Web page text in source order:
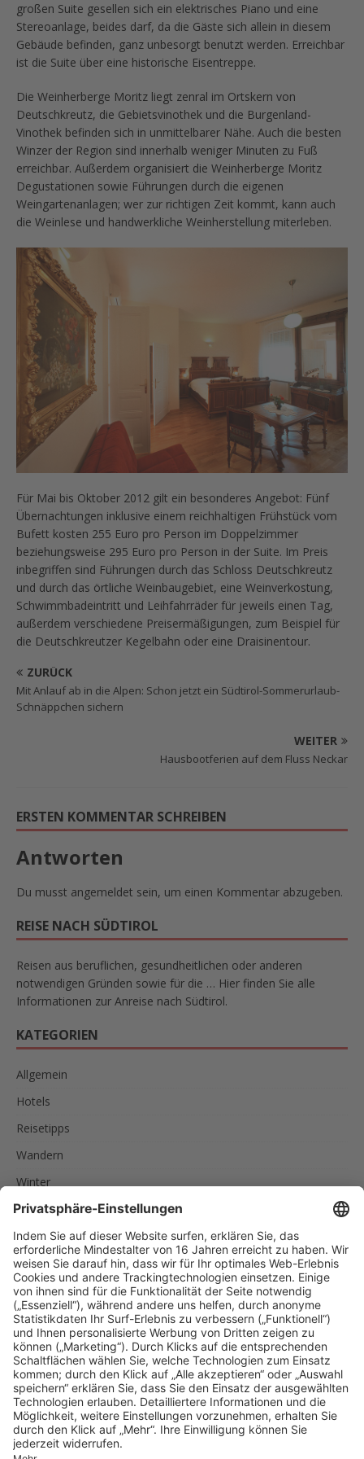
großen Suite gesellen sich ein elektrisches Piano und eine
Stereoanlage, beides darf, da die Gäste sich allein in diesem
Gebäude befinden, ganz unbesorgt benutzt werden. Erreichbar
ist die Suite über eine historische Eisentreppe.
Die Weinherberge Moritz liegt zenral im Ortskern von
Deutschkreutz, die Gebietsvinothek und die Burgenland-
Vinothek befinden sich in unmittelbarer Nähe. Auch die besten
Winzer der Region sind innerhalb weniger Minuten zu Fuß
erreichbar. Außerdem organisiert die Weinherberge Moritz
Degustationen sowie Führungen durch die eigenen
Weingartenanlagen; wer zur richtigen Zeit kommt, kann auch
die Weinlese und handwerkliche Weinherstellung miterleben.
Für Mai bis Oktober 2012 gilt ein besonderes Angebot: Fünf
Übernachtungen inklusive einem reichhaltigen Frühstück vom
Bufett kosten 255 Euro pro Person im Doppelzimmer
beziehungsweise 295 Euro pro Person in der Suite. Im Preis
inbegriffen sind Führungen durch das Schloss Deutschkreutz
und durch das örtliche Weinbaugebiet, eine Weinverkostung,
Schwimmbadeintritt und Leihfahrräder für jeweils einen Tag,
außerdem verschiedene Preisermäßigungen, zum Beispiel für
die Deutschkreutzer Kegelbahn oder eine Draisinentour.
ZURÜCK
Mit Anlauf ab in die Alpen: Schon jetzt ein Südtirol-Sommerurlaub-
Schnäppchen sichern
WEITER
Hausbootferien auf dem Fluss Neckar
ERSTEN KOMMENTAR SCHREIBEN
Antworten
Du musst angemeldet sein, um einen Kommentar abzugeben.
REISE NACH SÜDTIROL
Reisen aus beruflichen, gesundheitlichen oder anderen
notwendigen Gründen sowie für die … Hier finden Sie alle
Informationen zur Anreise nach Südtirol.
KATEGORIEN
Allgemein
Hotels
Reisetipps
Wandern
Winter
SCHLAGWÖRTER
AKTIVURLAUB FAMILIEN FEINSCHMECKER ITALIEN
RADREISEN RADTOUREN RAD UND SCHIFF
SPORTLER SÜDTIROL URLAUB IN SÜDTIROL
UNSERE EMPFEHLUNGEN
Reise nach Südtirol
MENU